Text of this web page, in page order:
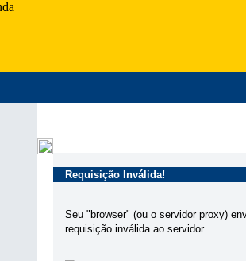
Requisição Inválida!
Seu "browser" (ou o servidor proxy)
requisição inválida ao servidor.